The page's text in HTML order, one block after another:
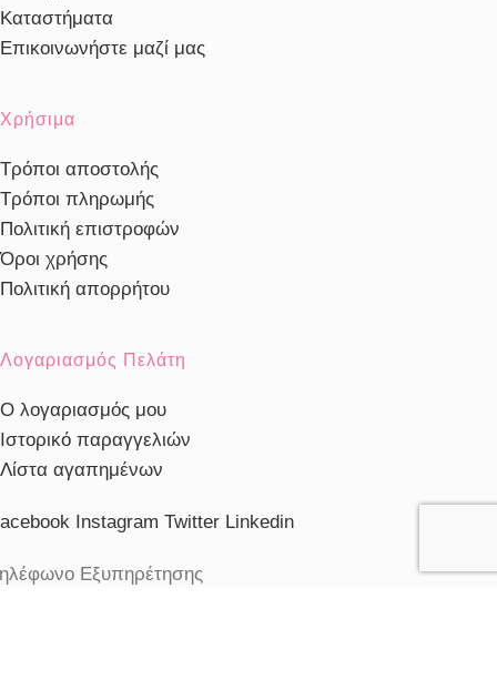
Καταστήματα
Επικοινωνήστε μαζί μας
Χρήσιμα
Τρόποι αποστολής
Τρόποι πληρωμής
Πολιτική επιστροφών
Όροι χρήσης
Πολιτική απορρήτου
Λογαριασμός Πελάτη
Ο λογαριασμός μου
Ιστορικό παραγγελιών
Λίστα αγαπημένων
Instagram Twitter Linkedin
Εξυπηρέτησης